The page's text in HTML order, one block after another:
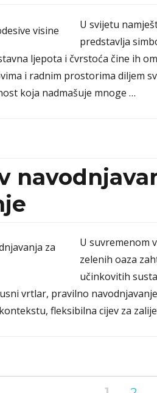
U svijetu
predstavlja
ljepota i čvrstoća čine ih
i radnim prostorima diljem
koja nadmašuje mnoge …
U suvremenom
zelenih oaza
učinkovitih
vrtlar, pravilno
fleksibilna cijev za